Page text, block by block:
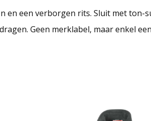
en een verborgen rits. Sluit met ton-
Geen merklabel, maar enkel een